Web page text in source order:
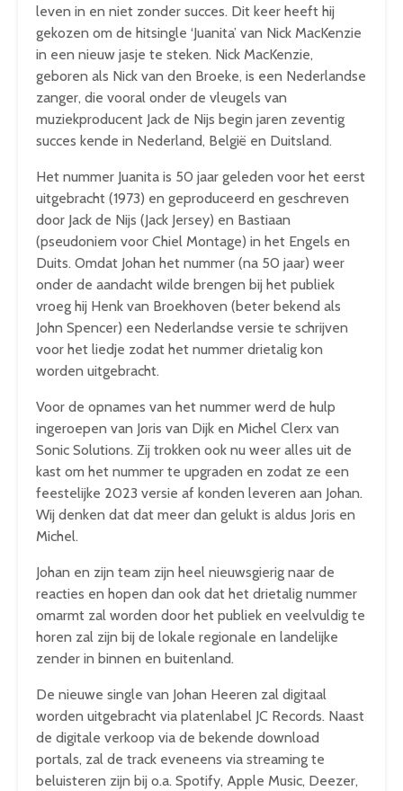
leven in en niet zonder succes. Dit keer heeft hij
gekozen om de hitsingle ‘Juanita’ van Nick MacKenzie
in een nieuw jasje te steken. Nick MacKenzie,
geboren als Nick van den Broeke, is een Nederlandse
zanger, die vooral onder de vleugels van
muziekproducent Jack de Nijs begin jaren zeventig
succes kende in Nederland, België en Duitsland.
Het nummer Juanita is 50 jaar geleden voor het eerst
uitgebracht (1973) en geproduceerd en geschreven
door Jack de Nijs (Jack Jersey) en Bastiaan
(pseudoniem voor Chiel Montage) in het Engels en
Duits. Omdat Johan het nummer (na 50 jaar) weer
onder de aandacht wilde brengen bij het publiek
vroeg hij Henk van Broekhoven (beter bekend als
John Spencer) een Nederlandse versie te schrijven
voor het liedje zodat het nummer drietalig kon
worden uitgebracht.
Voor de opnames van het nummer werd de hulp
ingeroepen van Joris van Dijk en Michel Clerx van
Sonic Solutions. Zij trokken ook nu weer alles uit de
kast om het nummer te upgraden en zodat ze een
feestelijke 2023 versie af konden leveren aan Johan.
Wij denken dat dat meer dan gelukt is aldus Joris en
Michel.
Johan en zijn team zijn heel nieuwsgierig naar de
reacties en hopen dan ook dat het drietalig nummer
omarmt zal worden door het publiek en veelvuldig te
horen zal zijn bij de lokale regionale en landelijke
zender in binnen en buitenland.
De nieuwe single van Johan Heeren zal digitaal
worden uitgebracht via platenlabel JC Records. Naast
de digitale verkoop via de bekende download
portals, zal de track eveneens via streaming te
beluisteren zijn bij o.a. Spotify, Apple Music, Deezer,